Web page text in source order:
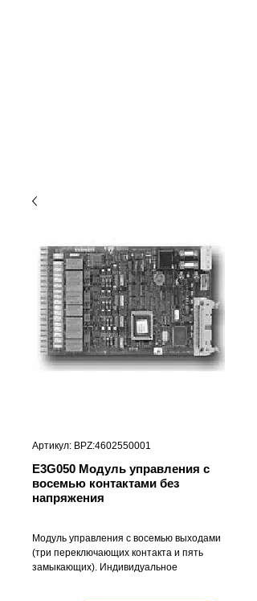
Артикул: BPZ:4602550001
E3G050 Модуль управления с
восемью контактами без
напряжения
Модуль управления с восемью выходами
(три переключающих контакта и пять
замыкающих). Индивидуальное